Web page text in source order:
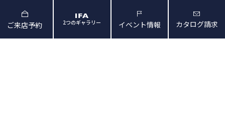
ご来店予約 2つのギャラリー イベント情報 カタログ請求